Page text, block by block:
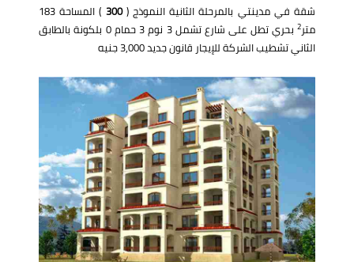
شقة في مدينتي بالمرحلة الثانية النموذج (300
) المساحة 183
متر2
بحري تطل على شارع تشمل 3 نوم 3 حمام 0 بلكونة بالطابق
الثاني تشطيب الشركة للإيجار قانون جديد 3,000 جنيه